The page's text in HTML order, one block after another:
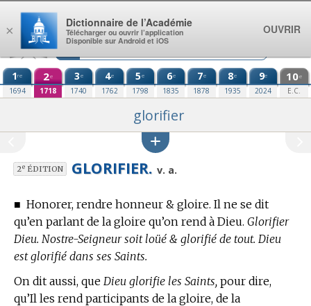
Aller au contenu
1re
1694
2e
1718
3e
1740
4e
1762
5e
1798
6e
1835
7e
1878
8e
1935
9e
2024
10e
E.C.
glorifier
2eÉDITION GLORIFIER. v. a.
■ Honorer, rendre honneur & gloire. Il ne se dit
qu’en parlant de la gloire qu’on rend à Dieu. Glorifier
Dieu. Nostre-Seigneur soit loüé & glorifié de tout. Dieu
est glorifié dans ses Saints.
On dit aussi, que Dieu glorifie les Saints, pour dire,
qu’Il les rend participants de la gloire, de la
×
Dictionnaire de l’Académie
Télécharger ou ouvrir l’application
Disponible sur Android et iOS
OUVRIR